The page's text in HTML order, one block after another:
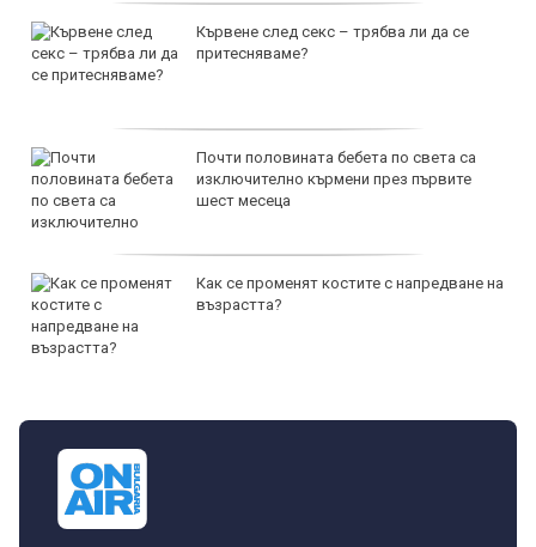
Кървене след секс – трябва ли да се
притесняваме?
Почти половината бебета по света са
изключително кърмени през първите
шест месеца
Как се променят костите с напредване на
възрастта?